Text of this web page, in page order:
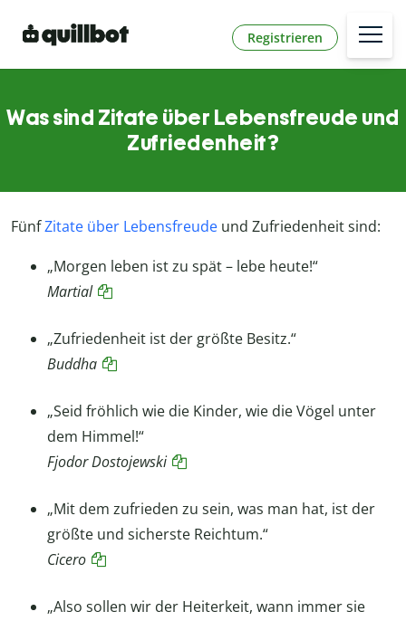
Registrieren
Was sind Zitate über Lebensfreude und
Zufriedenheit?
FünfZitate über Lebensfreude und Zufriedenheit sind:
„Morgen leben ist zu spät – lebe heute!“
Martial
„Zufriedenheit ist der größte Besitz.“
Buddha
„Seid fröhlich wie die Kinder, wie die Vögel unter
dem Himmel!“
FjodorDostojewski
„Mit dem zufrieden zu sein, was man hat, ist der
größte und sicherste Reichtum.“
Cicero
„Also sollen wir der Heiterkeit, wann immer sie